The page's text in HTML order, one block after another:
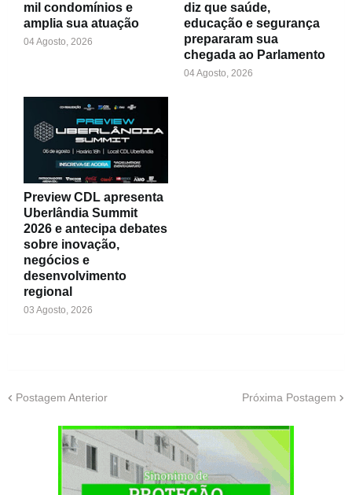
mil condomínios e
amplia sua atuação
04 Agosto, 2026
diz que saúde,
educação e segurança
prepararam sua
chegada ao Parlamento
04 Agosto, 2026
Preview CDL apresenta
Uberlândia Summit
2026 e antecipa debates
sobre inovação,
negócios e
desenvolvimento
regional
03 Agosto, 2026
Postagem Anterior Próxima Postagem